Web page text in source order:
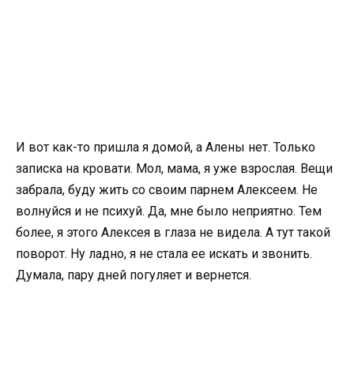
И вот как-то пришла я домой, а Алены нет. Только
записка на кровати. Мол, мама, я уже взрослая. Вещи
забрала, буду жить со своим парнем Алексеем. Не
волнуйся и не психуй. Да, мне было неприятно. Тем
более, я этого Алексея в глаза не видела. А тут такой
поворот. Ну ладно, я не стала ее искать и звонить.
Думала, пару дней погуляет и вернется.